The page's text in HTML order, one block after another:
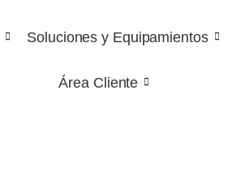
Soluciones y Equipamientos
Área Cliente